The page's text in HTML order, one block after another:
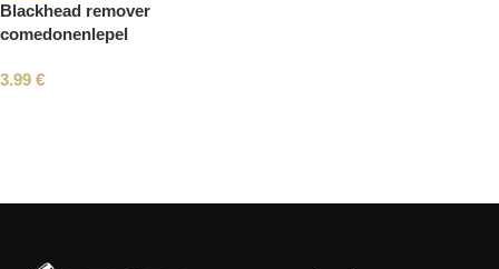
Blackhead remover
comedonenlepel
3.99 €